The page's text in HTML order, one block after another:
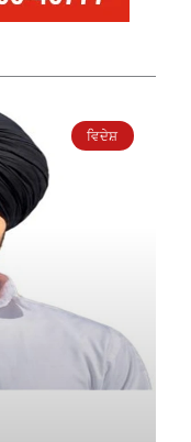
ਵਿਦੇਸ਼